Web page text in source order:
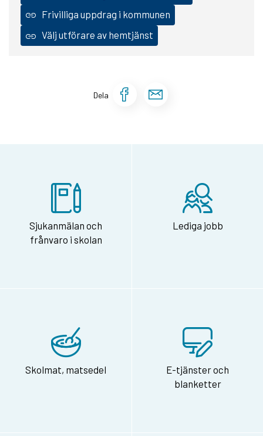
Frivilliga uppdrag i kommunen
Välj utförare av hemtjänst
Dela Dela sidan på
Sjukanmälan och
frånvaro i skolan
Lediga jobb
Skolmat, matsedel
E-tjänster och
blanketter